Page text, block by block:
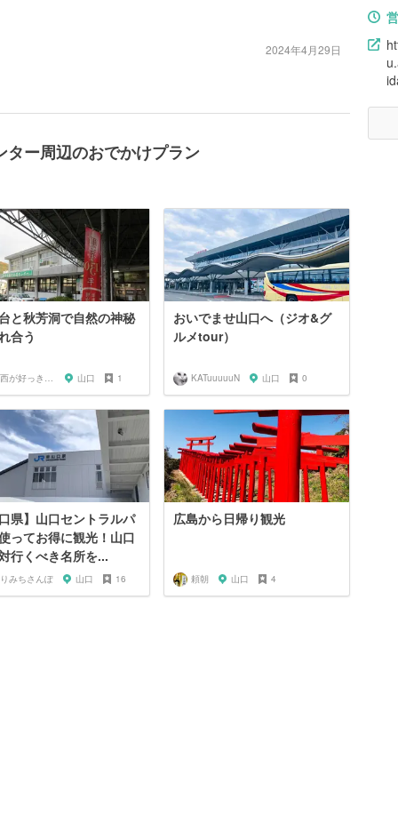
2024年4月29日
ー周辺のおでかけプラン
と秋芳洞で自然の神秘
合う
関西が好っきゃねん 山口 1
おいでませ山口へ（ジオ&グ
ルメtour）
KATuuuuuN 山口 0
県】山口セントラルパ
ってお得に観光！山口
行くべき名所を...
みちさんぽ 山口 16
広島から日帰り観光
頼朝 山口 4